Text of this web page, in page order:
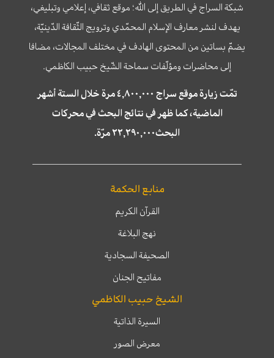
شبكة السراج في الطريق إلى الله؛ موقع ثقافي، إعلامي وتبليغي،
يهدف لنشر معارف الإسلام المحمّدي وترويج الثّقافة الدّينيّة،
يضمّ بساتين من المحتوى الهادف في مختلف المجالات، مضافا
إلى محاضرات ومؤلّفات سماحة الشّيخ حبيب الكاظمي.
تمّت زيارة موقع سراج ٤,٨٠٠,٠٠٠ مرة خلال الستة أشهر
الماضية، كما ظهر في نتائج البحث في محركات
البحث٢٢,٢٩٠,٠٠٠ مرّة.
منابع الحكمة
القرآن الكريم
نهج البلاغة
الصحيفة السجادية
مفاتيح الجنان
الشيخ حبيب الكاظمي
السيرة الذاتية
معرض الصور